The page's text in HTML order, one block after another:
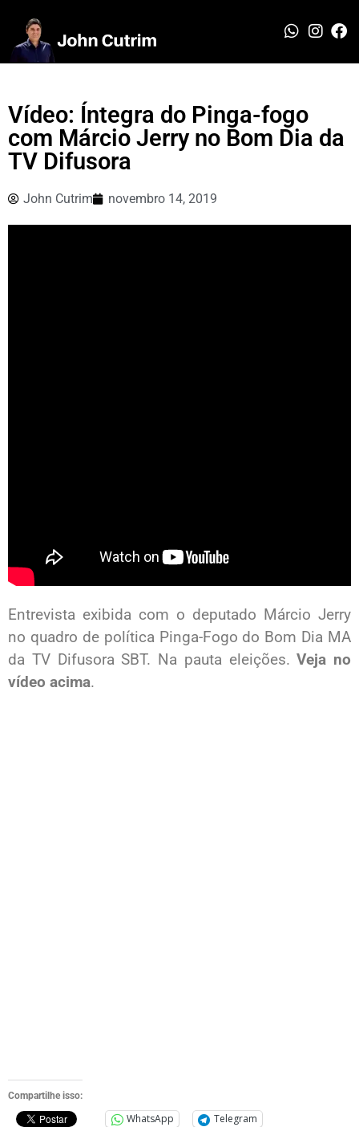
Vídeo: Íntegra do Pinga-fogo
com Márcio Jerry no Bom Dia da
TV Difusora
John Cutrim novembro 14, 2019
Entrevista exibida com o deputado Márcio Jerry
no quadro de política Pinga-Fogo do Bom Dia MA
da TV Difusora SBT. Na pauta eleições.Veja no
vídeo acima.
Compartilhe isso:
WhatsApp Telegram